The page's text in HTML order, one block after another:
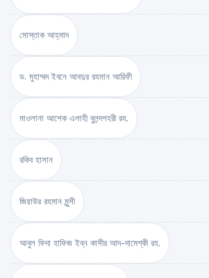
মোস্তাক আহ্‌মাদ
ড. মুহাম্মদ ইবনে আবদুর রহমান আরিফী
মাওলানা আশেক এলাহী বুলন্দশহরী রহ.
রকিব হাসান
জিয়াউর রহমান মুন্সী
আবুল ফিদা হাফিজ ইব্‌ন কাসীর আদ-দামেশ্‌কী রহ.